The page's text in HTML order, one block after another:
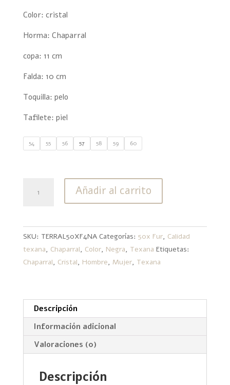
Color: cristal
Horma: Chaparral
copa: 11 cm
Falda: 10 cm
Toquilla: pelo
Tafilete: piel
54 55 56 57 58 59 60
De
Conejo
Chaparral
Añadir al carrito
SKU: TERRAL50XF4NA Categorías: 50x Fur, Calidad
texana, Chaparral, Color, Negra, Texana Etiquetas:
Chaparral, Cristal, Hombre, Mujer, Texana
Descripción
Información adicional
Valoraciones (0)
Descripción